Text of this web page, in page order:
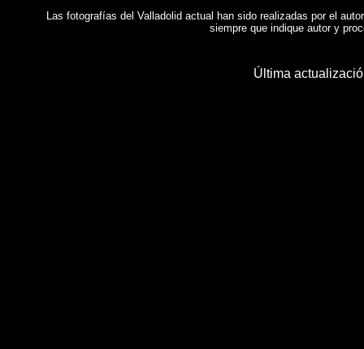
Las fotografías del Valladolid actual han sido realizadas por el
siempre que indique autor y
Última